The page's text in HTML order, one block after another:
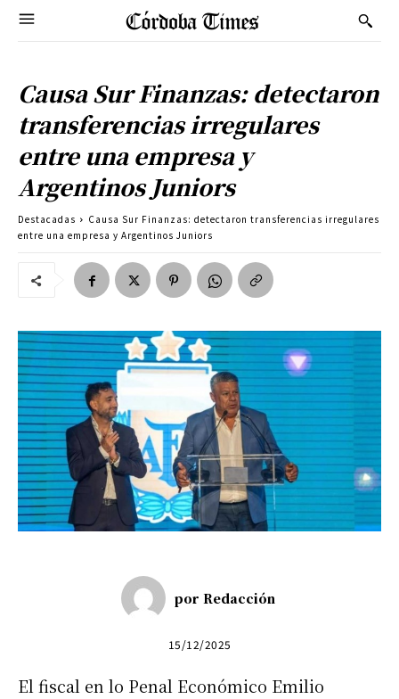
Causa Sur Finanzas: detectaron
transferencias irregulares
entre una empresa y
Argentinos Juniors
Destacadas
Causa Sur Finanzas: detectaron transferencias irregulares
entre una empresa y Argentinos Juniors
por Redacción
15/12/2025
El fiscal en lo Penal Económico Emilio